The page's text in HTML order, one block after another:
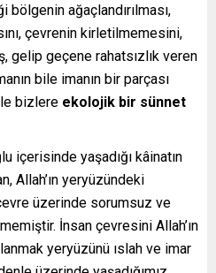
ağaçlandırılması,
çevrenin kirletilmemesini,
gelip geçene rahatsızlık veren
bile imanın bir parçası
bizlere ekolojik bir sünnet
içerisinde yaşadığı kâinatın
Allah’ın yeryüzündeki
üzerinde sorumsuz ve
İnsan çevresini Allah’ın
yeryüzünü ıslah ve imar